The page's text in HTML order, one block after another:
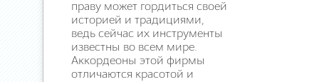
праву может гордиться своей
историей и традициями,
ведь сейчас их инструменты
известны во всем мире.
Аккордеоны этой фирмы
отличаются красотой и